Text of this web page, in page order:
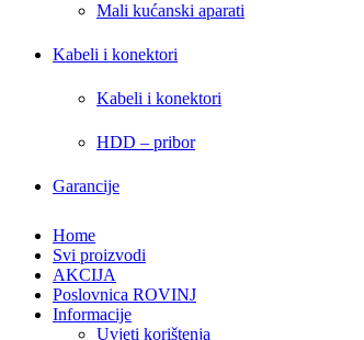
Mali kućanski aparati
Kabeli i konektori
Kabeli i konektori
HDD – pribor
Garancije
Home
Svi proizvodi
AKCIJA
Poslovnica ROVINJ
Informacije
Uvjeti korištenja